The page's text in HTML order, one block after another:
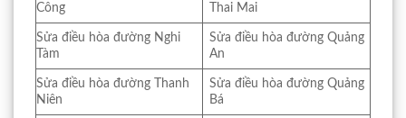
Công
Thai Mai
Sửa điều hòa đường Nghi
Tàm
Sửa điều hòa đường Quảng
An
Sửa điều hòa đường Thanh
Niên
Sửa điều hòa đường Quảng
Bá